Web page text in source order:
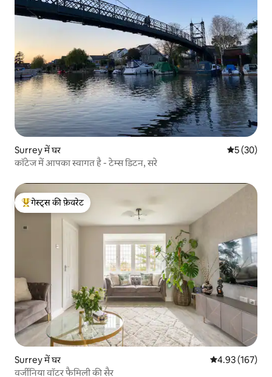
Surrey में घर औसत रेटिंग
5 (30)
कॉटेज में आपका स्वागत है - टेम्स डिटन, सरे
गेस्ट्स का टॉप फ़ेवरेट
गेस्ट्स की फ़ेवरेट
Surrey में घर औसत रेटिंग 5 में से
4.93 (167)
वर्जीनिया वॉटर फैमिली की सैर